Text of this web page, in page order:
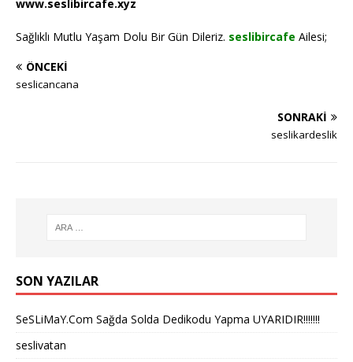
www.seslibircafe.xyz
Sağlıklı Mutlu Yaşam Dolu Bir Gün Dileriz. seslibircafe Ailesi;
ÖNCEKI
seslicancana
SONRAKI
seslikardeslik
SON YAZILAR
SeSLiMaY.Com Sağda Solda Dedikodu Yapma UYARIDIR!!!!!!!
seslivatan